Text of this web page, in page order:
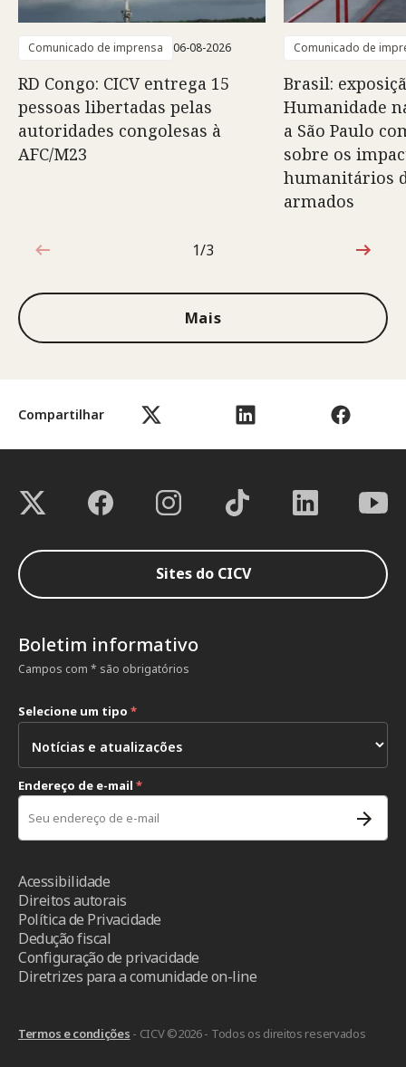
Compartilhar
Comunicado de imprensa 06-08-2026
RD Congo: CICV entrega 15
pessoas libertadas pelas
autoridades congolesas à
AFC/M23
Comunicado de
Brasil:
Humanidade
a São Paulo
sobre os
humanitários
armados
1 de 3
1/3
Mais
Sites do CICV
Boletim informativo
Campos com * são obrigatórios
Selecione um tipo *
Endereço de e-mail *
Acessibilidade
Direitos autorais
Política de Privacidade
Dedução fiscal
Configuração de privacidade
Diretrizes para a comunidade on-line
Termos e condições - CICV ©2026 - Todos os direitos reservados